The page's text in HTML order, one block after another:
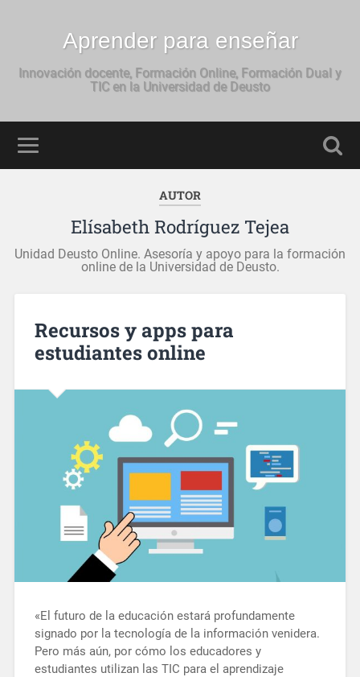
Aprender para enseñar
Innovación docente, Formación Online, Formación Dual y
TIC en la Universidad de Deusto
AUTOR
Elísabeth Rodríguez Tejea
Unidad Deusto Online. Asesoría y apoyo para la formación
online de la Universidad de Deusto.
Recursos y apps para
estudiantes online
«El futuro de la educación estará profundamente
signado por la tecnología de la información venidera.
Pero más aún, por cómo los educadores y
estudiantes utilizan las TIC para el aprendizaje